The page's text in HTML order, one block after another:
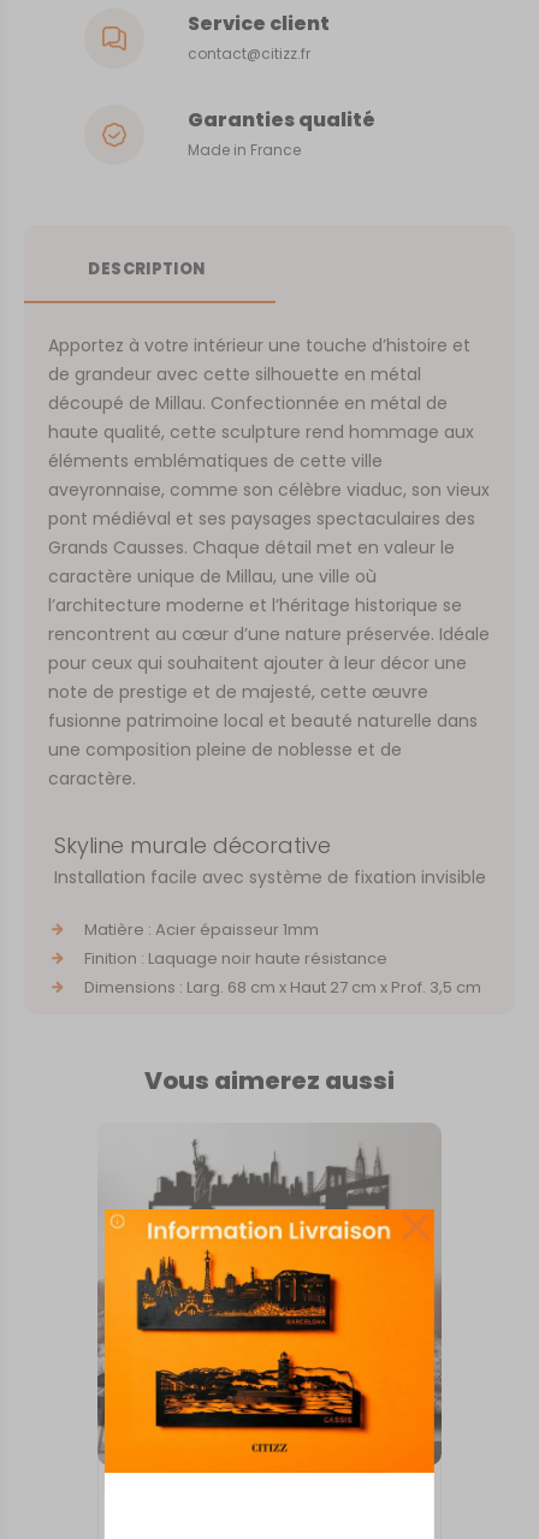
Service client
contact@citizz.fr
Garanties qualité
Made in France
DESCRIPTION
Apportez à votre intérieur une touche d’histoire et
de grandeur avec cette silhouette en métal
découpé de Millau. Confectionnée en métal de
haute qualité, cette sculpture rend hommage aux
éléments emblématiques de cette ville
aveyronnaise, comme son célèbre viaduc, son vieux
pont médiéval et ses paysages spectaculaires des
Grands Causses. Chaque détail met en valeur le
caractère unique de Millau, une ville où
l’architecture moderne et l’héritage historique se
rencontrent au cœur d’une nature préservée. Idéale
pour ceux qui souhaitent ajouter à leur décor une
note de prestige et de majesté, cette œuvre
fusionne patrimoine local et beauté naturelle dans
une composition pleine de noblesse et de
caractère.
Skyline murale décorative
Installation facile avec système de fixation invisible
Matière : Acier épaisseur 1mm
Finition : Laquage noir haute résistance
Dimensions : Larg. 68 cm x Haut 27 cm x Prof. 3,5 cm
Vous aimerez aussi